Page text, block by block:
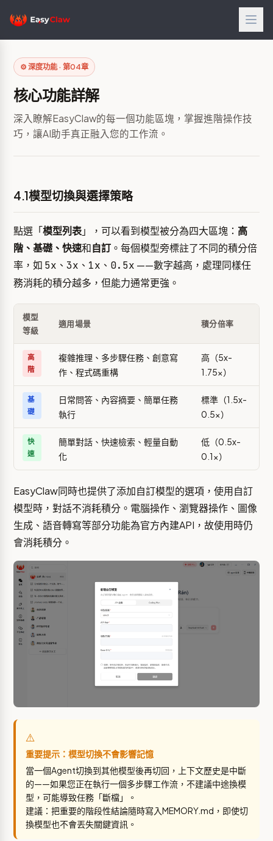
⚙️ 深度功能 · 第04章
核心功能詳解
深入瞭解EasyClaw的每一個功能區塊，掌握進階操作技
巧，讓AI助手真正融入您的工作流。
4.1模型切換與選擇策略
點選「模型列表」，可以看到模型被分為四大區塊： 高
階、基礎、快速和自訂 。每個模型旁標註了不同的積分倍
率，如 5x 、 3x 、 1x 、 0.5x ——數字越高，處理同樣任
務消耗的積分越多，但能力通常更強。
模型
等級
適用場景 積分倍率
高
階
複雜推理、多步驟任務、創意寫
作、程式碼重構
高（5x-
1.75x）
基
礎
日常問答、內容摘要、簡單任務
執行
標準（1.5x-
0.5x）
快
速
簡單對話、快速檢索、輕量自動
化
低（0.5x-
0.1x）
EasyClaw同時也提供了添加自訂模型的選項，使用自訂
模型時，對話不消耗積分。電腦操作、瀏覽器操作、圖像
生成、語音轉寫等部分功能為官方內建API，故使用時仍
會消耗積分。
⚠️
重要提示：模型切換不會影響記憶
當一個Agent切換到其他模型後再切回，上下文歷史是中斷
的——如果您正在執行一個多步驟工作流，不建議中途換模
型，可能導致任務「斷檔」。
建議：把重要的階段性結論隨時寫入MEMORY.md，即使切
換模型也不會丟失關鍵資訊。